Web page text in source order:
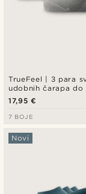
TrueFeel | 3 para
udobnih čarapa do
bambusa
17,95 €
7 BOJE
Novi